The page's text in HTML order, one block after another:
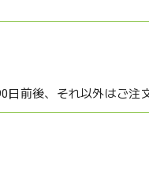
日前後、それ以外はご注